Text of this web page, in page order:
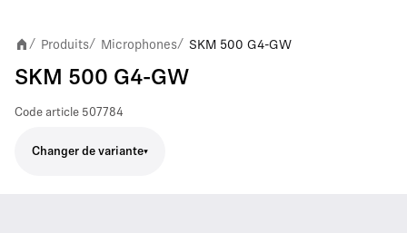
/ Produits/ Microphones/ SKM 500 G4-GW
SKM 500 G4-GW
Code article 507784
Changer de variante